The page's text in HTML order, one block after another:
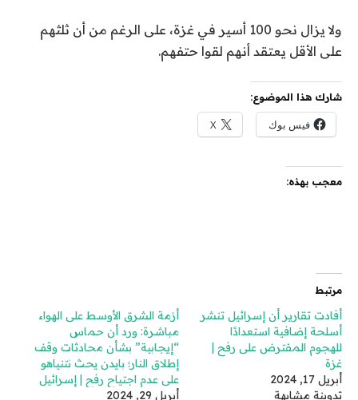
ولا يزال نحو 100 أسير في غزة، على الرغم من أن ثلثهم
على الأقل يعتقد أنهم لقوا حتفهم.
شارك هذا الموضوع:
فيس بوك X
معجب بهذه:
مرتبط
أفادت تقارير أن إسرائيل تنشر
أسلحة إضافية استعدادًا
للهجوم المفترض على رفح |
غزة
أبريل 17, 2024
تدوينة مشابهة
أزمة الشرق الأوسط على الهواء
مباشرة: ورد أن حماس
“إيجابية” بشأن محادثات وقف
إطلاق النار؛ بايدن يحث نتنياهو
على عدم اجتياح رفح | إسرائيل
أبريل 29, 2024